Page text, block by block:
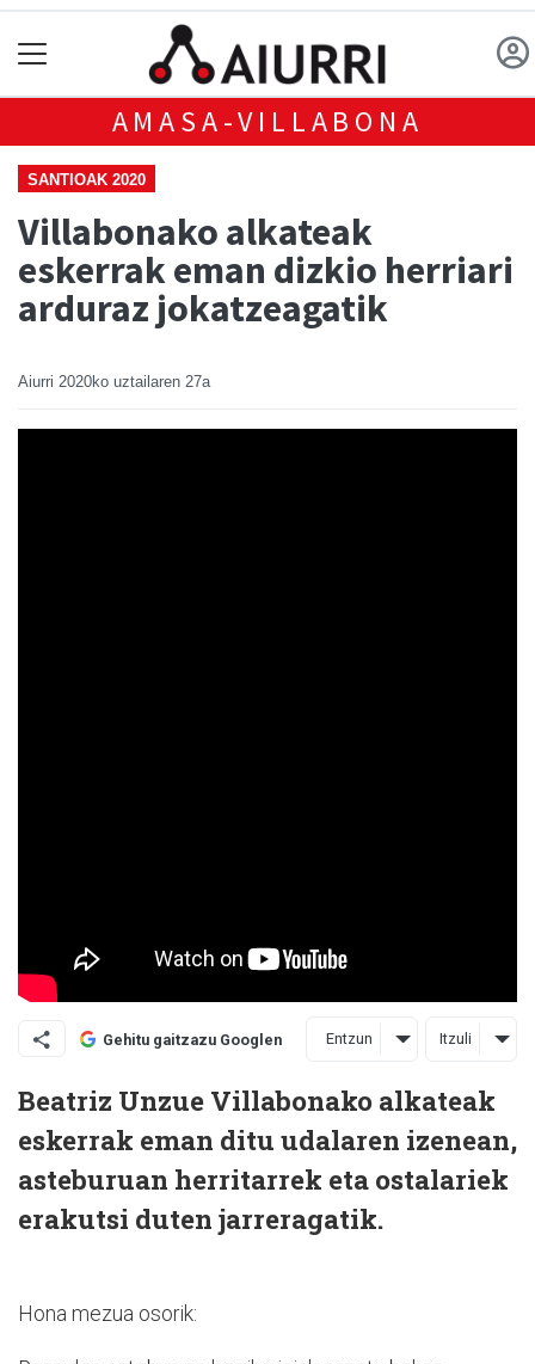
AMASA-VILLABONA
SANTIOAK 2020
Villabonako alkateak
eskerrak eman dizkio herriari
arduraz jokatzeagatik
Aiurri 2020ko uztailaren 27a
Gehitu gaitzazu Googlen Entzun Itzuli
Beatriz Unzue Villabonako alkateak
eskerrak eman ditu udalaren izenean,
asteburuan herritarrek eta ostalariek
erakutsi duten jarreragatik.
Hona mezua osorik: